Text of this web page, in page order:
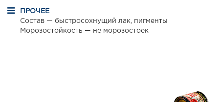
ПРОЧЕЕ
Состав — быстросохнущий лак, пигменты
Морозостойкость — не морозостоек